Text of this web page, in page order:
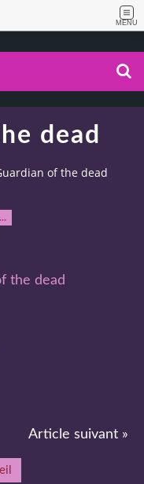
MENU
dead
of the dead
…
Article suivant »